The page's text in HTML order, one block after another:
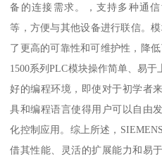
备的连接需求。，支持多种通信
等，方便与其他设备进行联信。
了更高的可靠性和可维护性，降
1500系列PLC模块操作简单、易
好的编程环境，即使对于初学者
具和编程语言使得用户可以自由
化控制应用。综上所述，
借其性能、灵活的扩展能力和易